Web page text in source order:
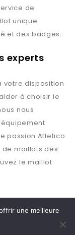
de
unique.
et des badges.
experts
votre disposition
à choisir le
nous
passion Atletico
de maillots dès
le maillot
une meilleure